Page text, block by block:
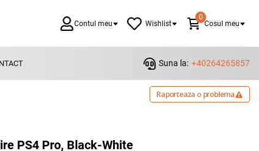
Contul meu Wishlist
0
Cosul meu
Suna la: +40264265857
Raporteaza o problema
PS4 Pro, Black-White